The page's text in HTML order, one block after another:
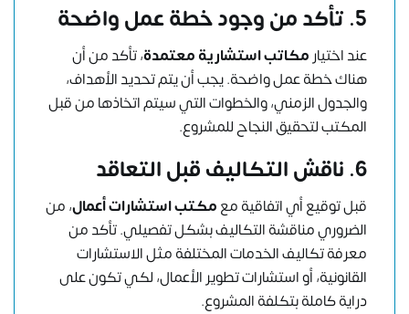
5. تأكد من وجود خطة عمل واضحة
عند اختيار مكاتب استشارية معتمدة، تأكد من أن
هناك خطة عمل واضحة. يجب أن يتم تحديد الأهداف،
والجدول الزمني، والخطوات التي سيتم اتخاذها من قبل
المكتب لتحقيق النجاح للمشروع.
6. ناقش التكاليف قبل التعاقد
قبل توقيع أي اتفاقية معمكتب استشارات أعمال، من
الضروري مناقشة التكاليف بشكل تفصيلي. تأكد من
معرفة تكاليف الخدمات المختلفة مثل الاستشارات
القانونية، أو استشارات تطوير الأعمال، لكي تكون على
دراية كاملة بتكلفة المشروع.